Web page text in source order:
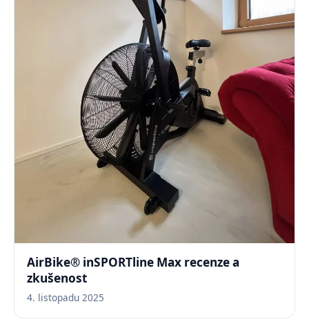
AirBike® inSPORTline Max recenze a
zkušenost
4. listopadu 2025